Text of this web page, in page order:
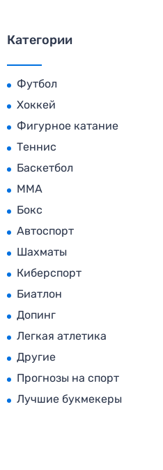
Категории
Футбол
Хоккей
Фигурное катание
Теннис
Баскетбол
MMA
Бокс
Автоспорт
Шахматы
Киберспорт
Биатлон
Допинг
Легкая атлетика
Другие
Прогнозы на спорт
Лучшие букмекеры